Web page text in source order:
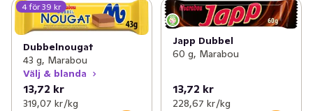
4 för 39 kr
Dubbelnougat
43 g, Marabou
Välj & blanda
13,72 kr
319,07 kr /kg
Japp Dubbel
60 g, Marabou
13,72 kr
228,67 kr /kg